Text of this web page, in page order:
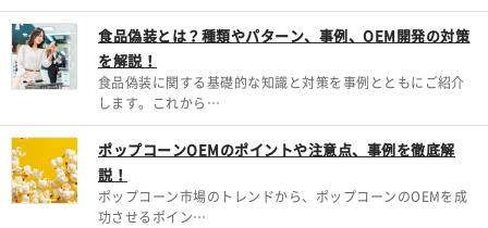
食品偽装とは？種類やパターン、事例、OEM開発の対策
を解説！
食品偽装に関する基礎的な知識と対策を事例とともにご紹介
します。これから…
ポップコーンOEMのポイントや注意点、事例を徹底解
説！
ポップコーン市場のトレンドから、ポップコーンのOEMを成
功させるポイン…